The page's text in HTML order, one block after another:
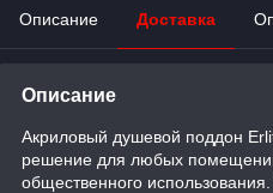
Описание Доставка
Описание
Акриловый душевой поддон
решение для любых
общественного